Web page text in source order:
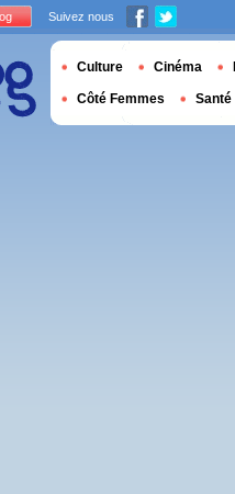
Suivez nous
Culture Cinéma
Côté Femmes Santé